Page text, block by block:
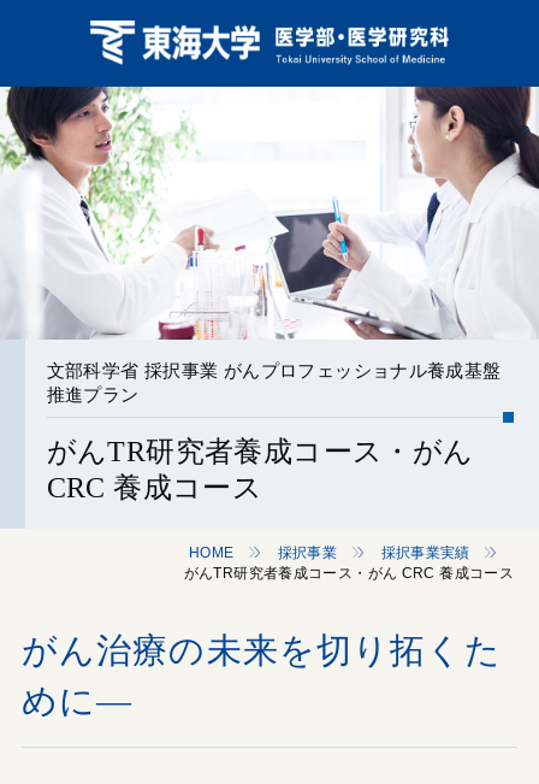
文部科学省 採択事業 がんプロフェッショナル養成基盤
推進プラン
がんTR研究者養成コース・がん
CRC 養成コース
HOME 採択事業
採択事業実績
がんTR研究者養成コース・がん CRC 養成コース
がん治療の未来を切り拓くた
めに—